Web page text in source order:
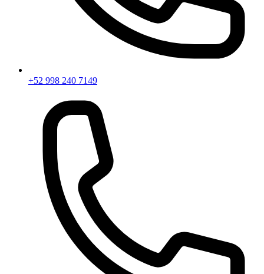
+52 998 240 7149